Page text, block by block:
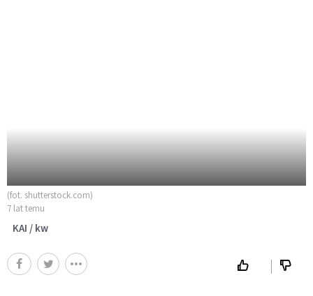
(fot. shutterstock.com)
7 lat temu
KAI / kw